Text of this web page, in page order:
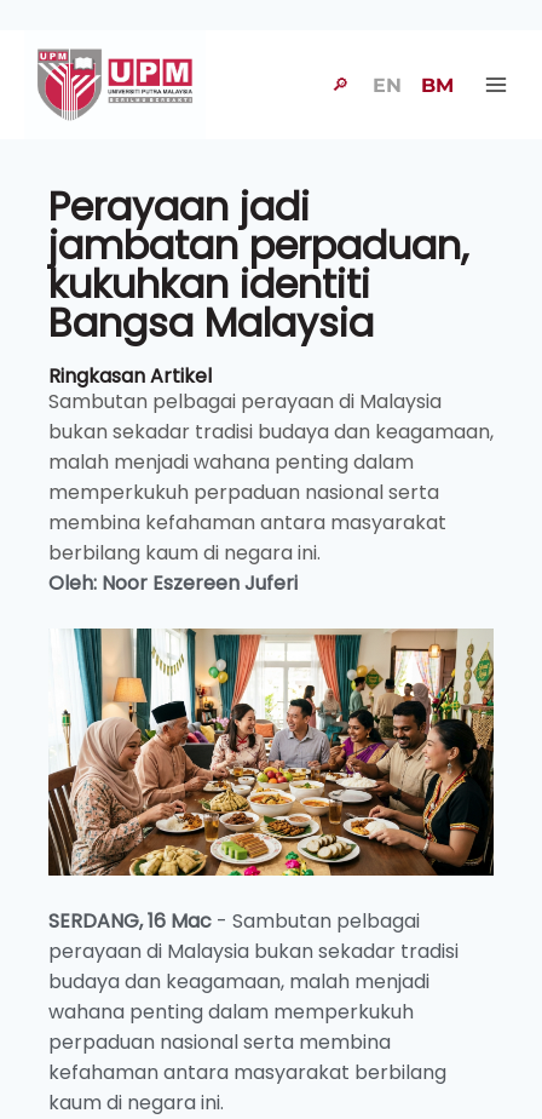
🔎 EN BM
Perayaan jadi
jambatan perpaduan,
kukuhkan identiti
Bangsa Malaysia
Ringkasan Artikel
Sambutan pelbagai perayaan di Malaysia
bukan sekadar tradisi budaya dan keagamaan,
malah menjadi wahana penting dalam
memperkukuh perpaduan nasional serta
membina kefahaman antara masyarakat
berbilang kaum di negara ini.
Oleh: Noor Eszereen Juferi
SERDANG, 16 Mac - Sambutan pelbagai
perayaan di Malaysia bukan sekadar tradisi
budaya dan keagamaan, malah menjadi
wahana penting dalam memperkukuh
perpaduan nasional serta membina
kefahaman antara masyarakat berbilang
kaum di negara ini.